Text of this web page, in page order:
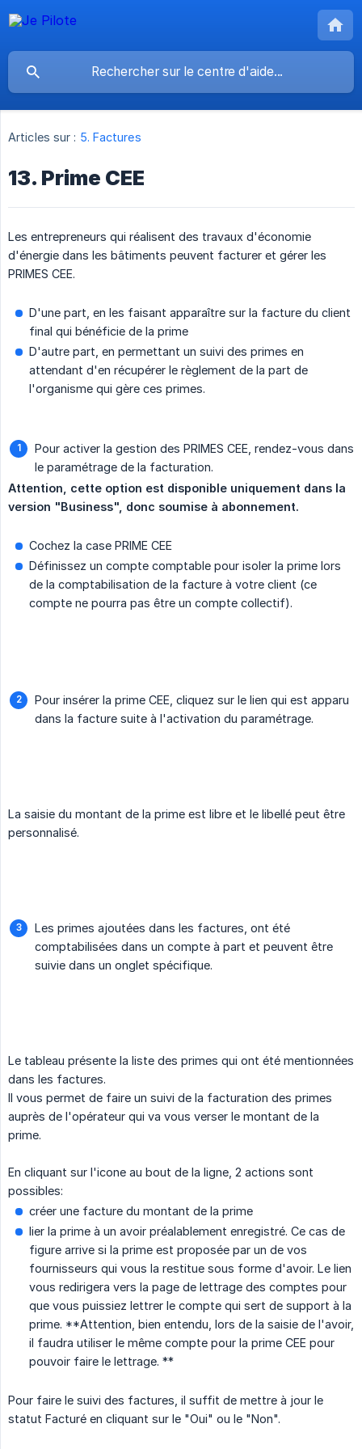
Articles sur : 5. Factures
13. Prime CEE
Les entrepreneurs qui réalisent des travaux d'économie
d'énergie dans les bâtiments peuvent facturer et gérer les
PRIMES CEE.
D'une part, en les faisant apparaître sur la facture du client
final qui bénéficie de la prime
D'autre part, en permettant un suivi des primes en
attendant d'en récupérer le règlement de la part de
l'organisme qui gère ces primes.
Pour activer la gestion des PRIMES CEE, rendez-vous dans
le paramétrage de la facturation.
Attention, cette option est disponible uniquement dans la
version "Business", donc soumise à abonnement.
Cochez la case PRIME CEE
Définissez un compte comptable pour isoler la prime lors
de la comptabilisation de la facture à votre client (ce
compte ne pourra pas être un compte collectif).
Pour insérer la prime CEE, cliquez sur le lien qui est apparu
dans la facture suite à l'activation du paramétrage.
La saisie du montant de la prime est libre et le libellé peut être
personnalisé.
Les primes ajoutées dans les factures, ont été
comptabilisées dans un compte à part et peuvent être
suivie dans un onglet spécifique.
Le tableau présente la liste des primes qui ont été mentionnées
dans les factures.
Il vous permet de faire un suivi de la facturation des primes
auprès de l'opérateur qui va vous verser le montant de la
prime.
En cliquant sur l'icone au bout de la ligne, 2 actions sont
possibles:
créer une facture du montant de la prime
lier la prime à un avoir préalablement enregistré. Ce cas de
figure arrive si la prime est proposée par un de vos
fournisseurs qui vous la restitue sous forme d'avoir. Le lien
vous redirigera vers la page de lettrage des comptes pour
que vous puissiez lettrer le compte qui sert de support à la
prime. **Attention, bien entendu, lors de la saisie de l'avoir,
il faudra utiliser le même compte pour la prime CEE pour
pouvoir faire le lettrage. **
Pour faire le suivi des factures, il suffit de mettre à jour le
statut Facturé en cliquant sur le "Oui" ou le "Non".